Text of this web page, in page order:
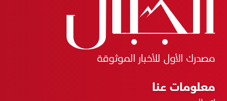
مصدرك الأول للأخبار الموثوقة
معلومات عنا